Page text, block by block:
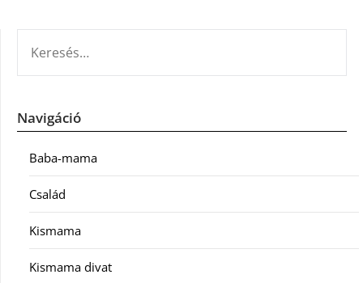
Navigáció
Baba-mama
Család
Kismama
Kismama divat